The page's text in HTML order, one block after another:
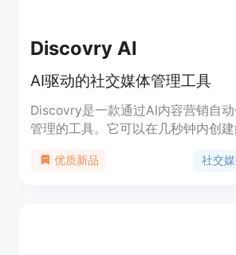
Discovry AI
AI驱动的社交媒体管理工具
Discovry是一款通过AI内容营销自
管理的工具。它可以在几秒钟内创
流程集中到一个地方。
优质新品 社交